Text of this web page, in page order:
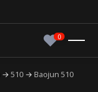
510
Baojun 510